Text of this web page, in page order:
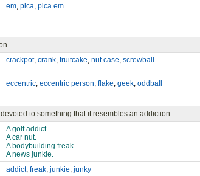
em, pica, pica em
crackpot, crank, fruitcake, nut case, screwball
eccentric, eccentric person, flake, geek, oddball
to something that it resembles an addiction
A golf addict.
A car nut.
A bodybuilding freak.
A news junkie.
addict, freak, junkie, junky